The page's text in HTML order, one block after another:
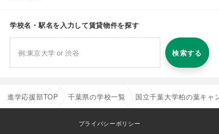
学校名・駅名を入力して賃貸物件を探す
検索する
進学応援部TOP 千葉県の学校一覧 国立千葉大学柏の葉キャ
プライバシーポリシー